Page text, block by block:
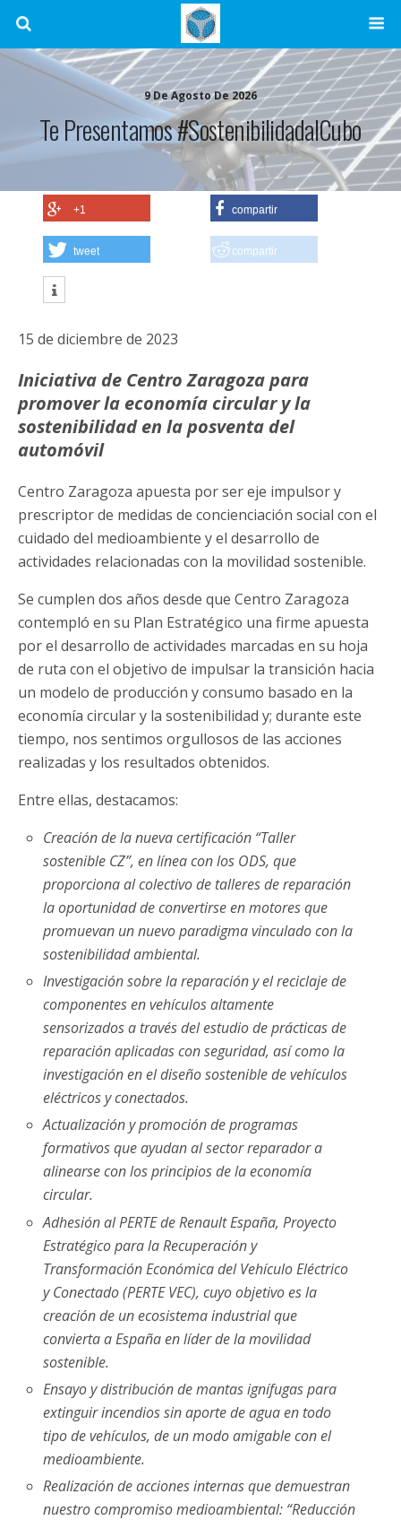
9 De Agosto De 2026
Te Presentamos #SostenibilidadalCubo
+1 compartir
tweet compartir
15 de diciembre de 2023
Iniciativa de Centro Zaragoza para
promover la economía circular y la
sostenibilidad en la posventa del
automóvil
Centro Zaragoza apuesta por ser eje impulsor y
prescriptor de medidas de concienciación social con el
cuidado del medioambiente y el desarrollo de
actividades relacionadas con la movilidad sostenible.
Se cumplen dos años desde que Centro Zaragoza
contempló en su Plan Estratégico una firme apuesta
por el desarrollo de actividades marcadas en su hoja
de ruta con el objetivo de impulsar la transición hacia
un modelo de producción y consumo basado en la
economía circular y la sostenibilidad y; durante este
tiempo, nos sentimos orgullosos de las acciones
realizadas y los resultados obtenidos.
Entre ellas, destacamos:
Creación de la nueva certificación “Taller
sostenible CZ”, en línea con los ODS, que
proporciona al colectivo de talleres de reparación
la oportunidad de convertirse en motores que
promuevan un nuevo paradigma vinculado con la
sostenibilidad ambiental.
Investigación sobre la reparación y el reciclaje de
componentes en vehículos altamente
sensorizados a través del estudio de prácticas de
reparación aplicadas con seguridad, así como la
investigación en el diseño sostenible de vehículos
eléctricos y conectados.
Actualización y promoción de programas
formativos que ayudan al sector reparador a
alinearse con los principios de la economía
circular.
Adhesión al PERTE de Renault España, Proyecto
Estratégico para la Recuperación y
Transformación Económica del Vehículo Eléctrico
y Conectado (PERTE VEC),cuyo objetivo es la
creación de un ecosistema industrial que
convierta a España en líder de la movilidad
sostenible.
Ensayo y distribución de mantas ignífugas para
extinguir incendios sin aporte de agua en todo
tipo de vehículos,de un modo amigable con el
medioambiente.
Realización de acciones internas que demuestran
nuestro compromiso medioambiental: “Reducción